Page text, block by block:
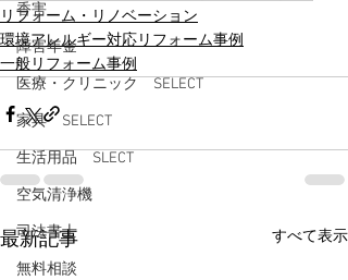
香害
障害年金
医療・クリニック SELECT
家具 SELECT
生活用品 SLECT
空気清浄機
司法書士
無料相談
リフォーム・リノベーション
環境アレルギー対応リフォーム事例
一般リフォーム事例
最新記事 すべて表示